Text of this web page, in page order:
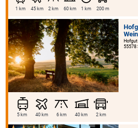
1 km 45 km 2 km 60 km 1 km 200 m
55578
5 km 40 km 6 km 40 km 2 km